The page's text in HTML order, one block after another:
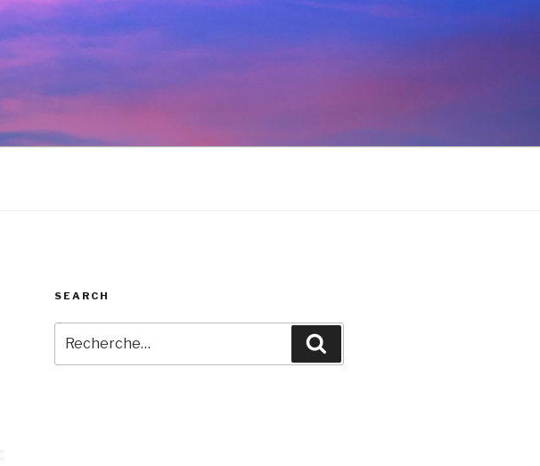
SEARCH
pour
: